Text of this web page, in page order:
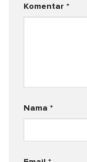
Komentar *
Nama *